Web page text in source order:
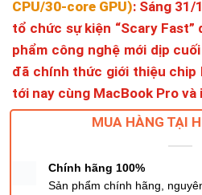
CPU/30-core GPU): Sáng
tổ chức sự kiện “Scary
phẩm công nghệ mới dịp
đã chính thức giới thiệu chip
tới nay cùng MacBook Pro và
MUA HÀNG TẠI
Chính hãng 100%
Sản phẩm chính hãng,